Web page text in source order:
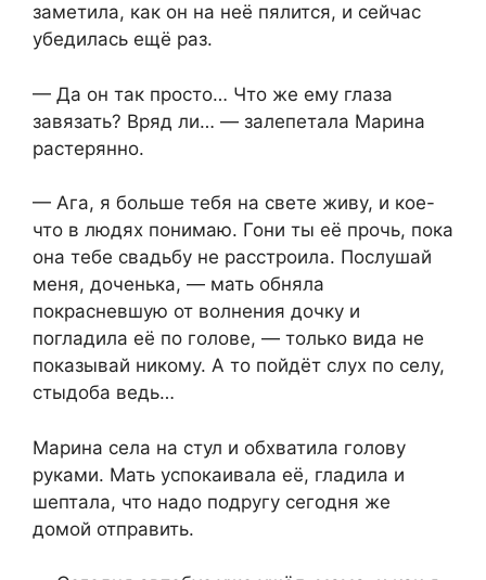
заметила, как он на неё пялится, и сейчас
убедилась ещё раз.
— Да он так просто… Что же ему глаза
завязать? Вряд ли… — залепетала Марина
растерянно.
— Ага, я больше тебя на свете живу, и кое-
что в людях понимаю. Гони ты её прочь, пока
она тебе свадьбу не расстроила. Послушай
меня, доченька, — мать обняла
покрасневшую от волнения дочку и
погладила её по голове, — только вида не
показывай никому. А то пойдёт слух по селу,
стыдоба ведь…
Марина села на стул и обхватила голову
руками. Мать успокаивала её, гладила и
шептала, что надо подругу сегодня же
домой отправить.